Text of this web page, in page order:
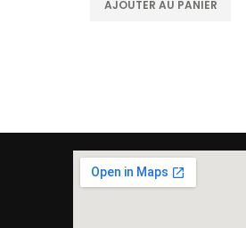
AJOUTER AU PANIER